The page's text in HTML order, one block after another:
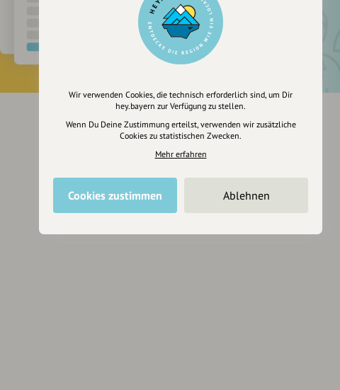
Wir verwenden Cookies, die technisch erforderlich sind, um Dir
hey.bayern zur Verfügung zu stellen.
Wenn Du Deine Zustimmung erteilst, verwenden wir zusätzliche
Cookies zu statistischen Zwecken.
Mehr erfahren
Cookies zustimmen Ablehnen